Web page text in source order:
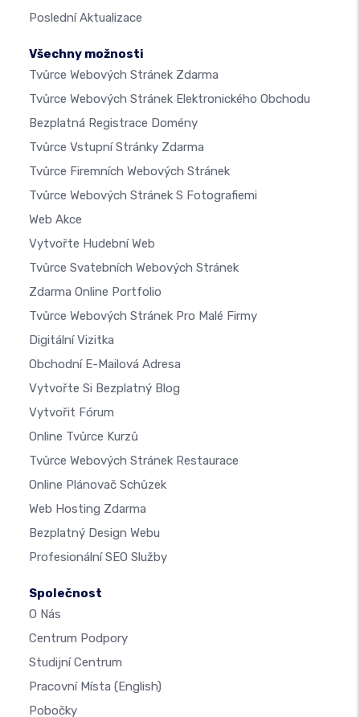
Poslední Aktualizace
Všechny možnosti
Tvůrce Webových Stránek Zdarma
Tvůrce Webových Stránek Elektronického Obchodu
Bezplatná Registrace Domény
Tvůrce Vstupní Stránky Zdarma
Tvůrce Firemních Webových Stránek
Tvůrce Webových Stránek S Fotografiemi
Web Akce
Vytvořte Hudební Web
Tvůrce Svatebních Webových Stránek
Zdarma Online Portfolio
Tvůrce Webových Stránek Pro Malé Firmy
Digitální Vizitka
Obchodní E-Mailová Adresa
Vytvořte Si Bezplatný Blog
Vytvořit Fórum
Online Tvůrce Kurzů
Tvůrce Webových Stránek Restaurace
Online Plánovač Schůzek
Web Hosting Zdarma
Bezplatný Design Webu
Profesionální SEO Služby
Společnost
O Nás
Centrum Podpory
Studijní Centrum
Pracovní Místa (English)
Pobočky